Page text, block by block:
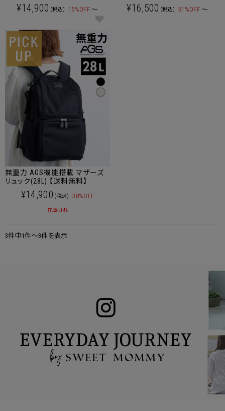
ィバッグ 3WAY ショルダーバッグ
【送料無料】
¥14,900 (税込) 15%OFF ～
グサイズ 【送料無料】
¥16,500 (税込) 31%OFF ～
無重力 AGS機能搭載 マザーズ
リュック(28L) 【送料無料】
¥14,900 (税込) 38%OFF
在庫切れ
3件中1件～3件を表示